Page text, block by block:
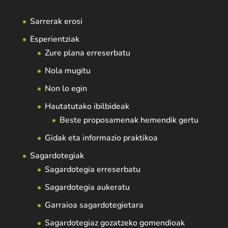
Sarrerak erosi
Esperientziak
Zure plana erreserbatu
Nola mugitu
Non lo egin
Hautatutako ibilbideak
Beste proposamenak hemendik gertu
Gidak eta informazio praktikoa
Sagardotegiak
Sagardotegia erreserbatu
Sagardotegia aukeratu
Garraioa sagardotegietara
Sagardotegiaz gozatzeko gomendioak